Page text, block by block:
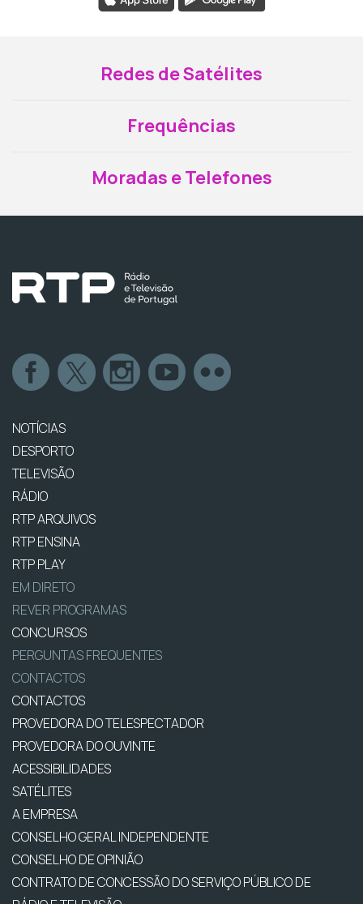
Redes de Satélites
Frequências
Moradas e Telefones
NOTÍCIAS
DESPORTO
TELEVISÃO
RÁDIO
RTP ARQUIVOS
RTP ENSINA
RTP PLAY
EM DIRETO
REVER PROGRAMAS
CONCURSOS
PERGUNTAS FREQUENTES
CONTACTOS
CONTACTOS
PROVEDORA DO TELESPECTADOR
PROVEDORA DO OUVINTE
ACESSIBILIDADES
SATÉLITES
A EMPRESA
CONSELHO GERAL INDEPENDENTE
CONSELHO DE OPINIÃO
CONTRATO DE CONCESSÃO DO SERVIÇO PÚBLICO DE